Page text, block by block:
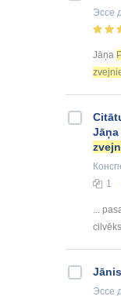
Эссе
Jāņa
Jāņa
1
...
Jānis
Эссе